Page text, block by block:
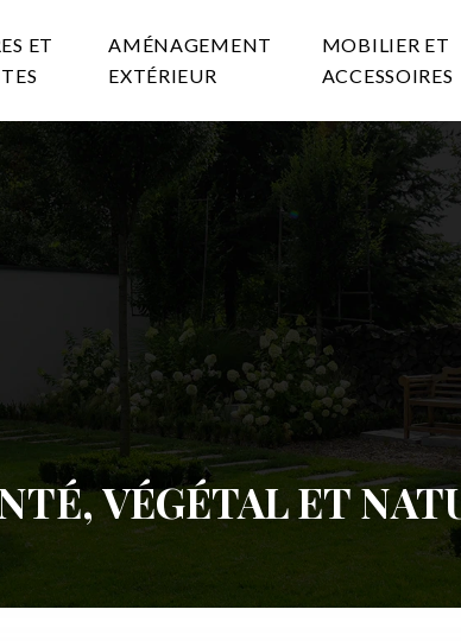
ET
AMÉNAGEMENT
EXTÉRIEUR
MOBILIER ET
ACCESSOIRES
VÉGÉTAL ET